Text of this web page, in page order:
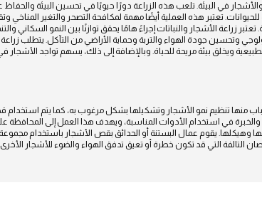
والأشجار في البيئة. تلعب هذه الزراعة دورًا حيويًا في تحسين البيئة
تعتبر هذه العملية أيضًا مهمة لمكافحة التصحر والتغير المناخي
زراعة الأشجار والنباتات إجراءً هامًا يحقق توازنًا بين النمو السكاني
وتحسين جودة الهواء والتربة وحماية الأراضي من التآكل. يتطلب زراعة
الطبيعية ويخلق بيئة مريحة للحياة. وبالإضافة إلى ذلك، يسهم تواجد
تنظيم نمو الأشجار وتشكيلها بشكل مرغوب به، كما يتم استخدام قص
في استخدام الأدوات المناسبة، ويهدف هذا العمل إلى المحافظة
وهيكلها. يقوم عمال البستنة أو الحدائق بقص الأشجار باستخدام
التالفة التي قد تكون خطرة أو تعيق تدفق الهواء والضوء للأشجار